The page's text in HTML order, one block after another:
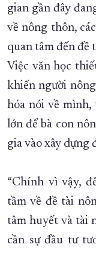
gian gần đây
về nông thôn,
quan tâm đến đề
Việc văn học
khiến người
hóa nói về
lớn để bà con
gia vào xây dựng
“Chính vì vậy,
tầm về đề tài
tâm huyết và tài
cần sự đầu tư